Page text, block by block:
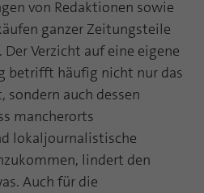
von Redaktionen sowie
ganzer Zeitungsteile
Verzicht auf eine eigene
betrifft häufig nicht nur das
auch dessen
mancherorts
lokaljournalistische
lindert den
Auch für die
fe_typo_user
TYPO3
ist ein Standard-Session-
TYPO3. Es speichert im Falle
Logins die Session ID
anzeigen
mit AT INTERNET
atidvisitor
AT INTERNET
anzeigen